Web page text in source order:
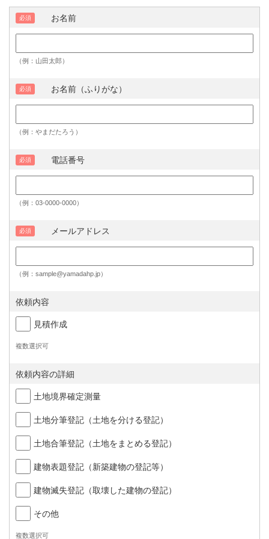
お名前
必須
（例：山田太郎）
お名前（ふりがな）
必須
（例：やまだたろう）
電話番号
必須
（例：03-0000-0000）
メールアドレス
必須
（例：sample@yamadahp.jp）
依頼内容
見積作成
複数選択可
依頼内容の詳細
土地境界確定測量
土地分筆登記（土地を分ける登記）
土地合筆登記（土地をまとめる登記）
建物表題登記（新築建物の登記等）
建物滅失登記（取壊した建物の登記）
その他
複数選択可